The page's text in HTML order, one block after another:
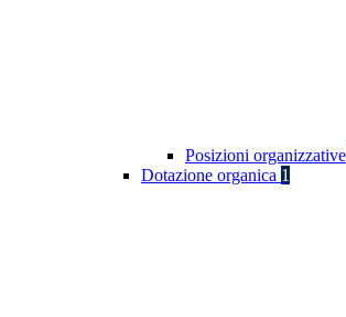
Posizioni organizzative
Dotazione organica 1